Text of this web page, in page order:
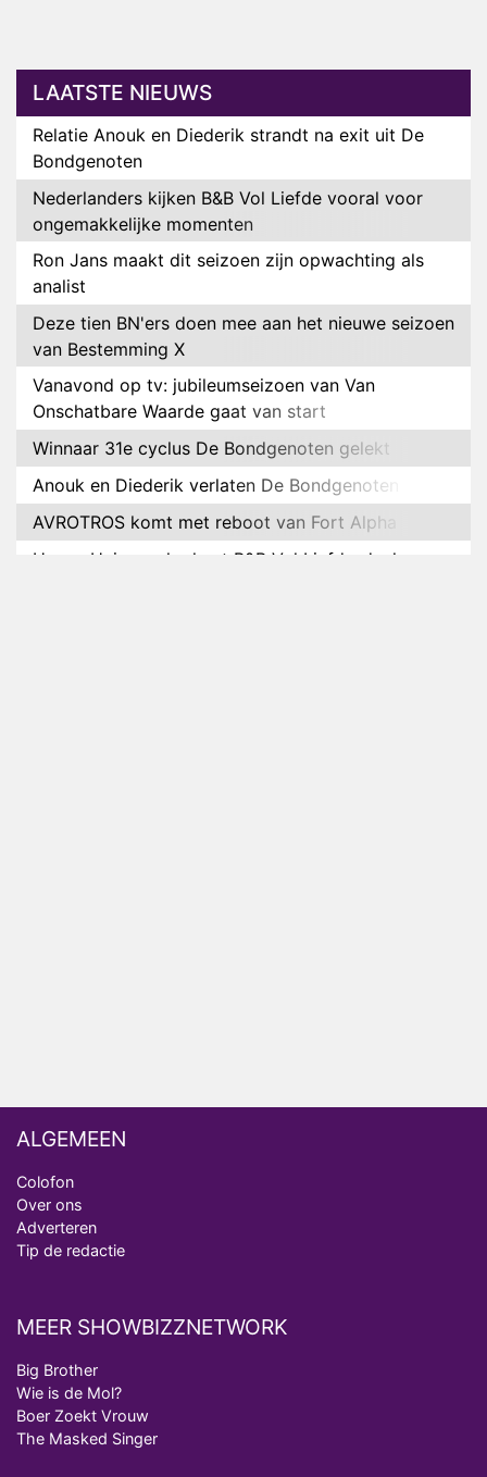
LAATSTE NIEUWS
Relatie Anouk en Diederik strandt na exit uit De
Bondgenoten
Nederlanders kijken B&B Vol Liefde vooral voor
ongemakkelijke momenten
Ron Jans maakt dit seizoen zijn opwachting als
analist
Deze tien BN'ers doen mee aan het nieuwe seizoen
van Bestemming X
Vanavond op tv: jubileumseizoen van Van
Onschatbare Waarde gaat van start
Winnaar 31e cyclus De Bondgenoten gelekt
Anouk en Diederik verlaten De Bondgenoten
AVROTROS komt met reboot van Fort Alpha
Henny Huisman herkent B&B Vol Liefde-deelnemer
ALGEMEEN
Colofon
Over ons
Adverteren
Tip de redactie
MEER SHOWBIZZNETWORK
Big Brother
Wie is de Mol?
Boer Zoekt Vrouw
The Masked Singer